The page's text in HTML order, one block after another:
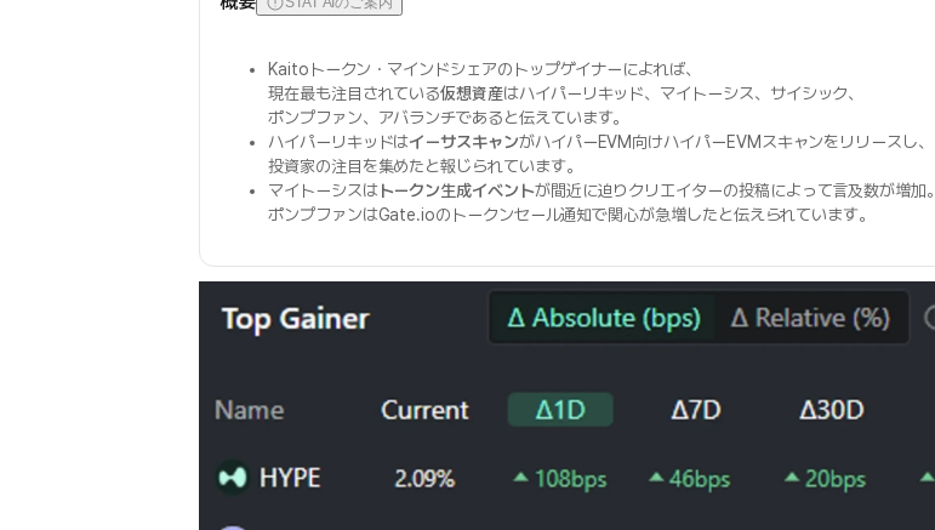
Kaitoトークン・マインドシェアのトップゲイナーによれば、
現在最も注目されている仮想資産はハイパーリキッド、マイトーシス、サイシック、
ポンプファン、アバランチであると伝えています。
ハイパーリキッドはイーサスキャンがハイパーEVM向けハイパーEVMスキャンをリリースし、
投資家の注目を集めたと報じられています。
マイトーシスはトークン生成イベントが間近に迫りクリエイターの投稿によって言及数が増加。
ポンプファンはGate.ioのトークンセール通知で関心が急増したと伝えられています。